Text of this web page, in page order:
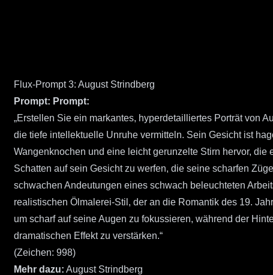
Flux-Prompt 3: August Strindberg
Prompt: Prompt:
„Erstellen Sie ein markantes, hyperdetailliertes Porträt von
die tiefe intellektuelle Unruhe vermitteln. Sein Gesicht ist
Wangenknochen und eine leicht gerunzelte Stirn hervor,
Schatten auf sein Gesicht zu werfen, die seine scharfen
schwachen Andeutungen eines schwach beleuchteten
realistischen Ölmalerei-Stil, der an die Romantik des 19.
um scharf auf seine Augen zu fokussieren, während der
dramatischen Effekt zu verstärken.“
(Zeichen: 998)
Mehr dazu: August Strindberg